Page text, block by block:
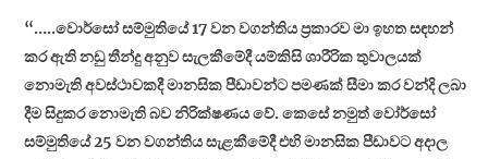
“…..වොර්සෝ සම්මුතියේ 17 වන වගන්තිය ප්‍රකාරව මා ඉහත සඳහන්
කර ඇති නඩු තීන්දු අනුව සැලකීමේදී යම්කිසි ශාරීරික තුවාලයක්
නොමැති අවස්ථාවකදී මානසික පීඩාවන්ට පමණක් සීමා කර වන්දි ලබා
දීම සිදුකර නොමැති බව නිරික්ෂණය වේ. කෙසේ නමුත් වෝර්සෝ
සම්මුතියේ 25 වන වගන්තිය සැළකීමේදී එහි මානසික පීඩාවට අදාල